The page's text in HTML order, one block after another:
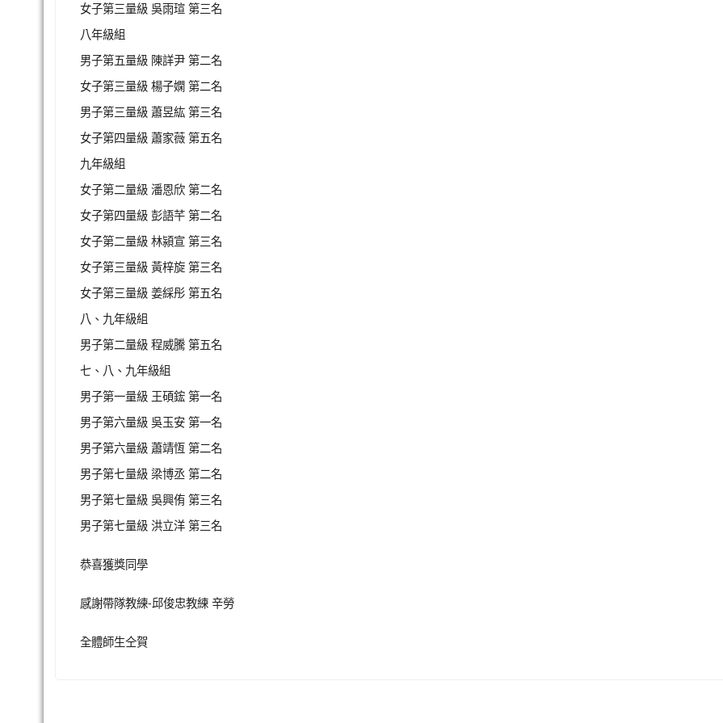
女子第三量級 吳雨瑄 第三名
八年級組
男子第五量級 陳詳尹 第二名
女子第三量級 楊子嫻 第二名
男子第三量級 蕭昱紘 第三名
女子第四量級 蕭家薇 第五名
九年級組
女子第二量級 潘恩欣 第二名
女子第四量級 彭語芊 第二名
女子第二量級 林潁宣 第三名
女子第三量級 黃梓旋 第三名
女子第三量級 姜綵彤 第五名
八、九年級組
男子第二量級 程威騰 第五名
七、八、九年級組
男子第一量級 王碩鋐 第一名
男子第六量級 吳玉安 第一名
男子第六量級 蕭靖恆 第二名
男子第七量級 梁博丞 第二名
男子第七量級 吳興侑 第三名
男子第七量級 洪立洋 第三名
恭喜獲獎同學
感謝帶隊教練-邱俊忠教練 辛勞
全體師生仝賀